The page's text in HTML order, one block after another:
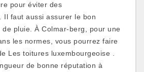
pour éviter des
Il faut aussi assurer le bon
de pluie. À Colmar-berg, pour une
les normes, vous pourrez faire
Les toitures luxembourgeoise .
de bonne réputation à